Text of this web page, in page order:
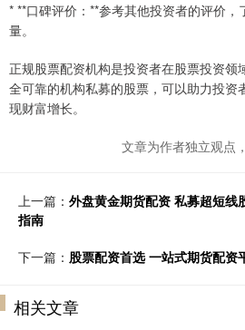
* **口碑评价：**参考其他投资者的评价
量。
正规股票配资机构是投资者在股票投资领
全可靠的机构私募的股票，可以助力投资
现财富增长。
文章为作者独立观点
上一篇： 外盘黄金期货配资 私募超短线
指南
下一篇： 股票配资首选 一站式期货配资
相关文章